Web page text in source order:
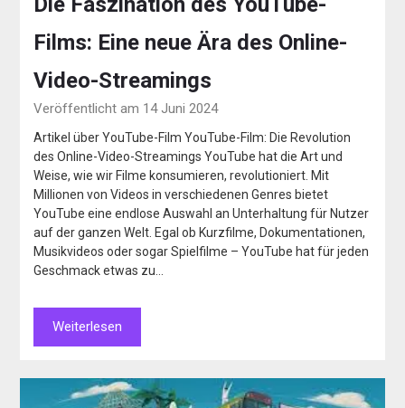
Films: Eine neue Ära des Online-
Video-Streamings
Veröffentlicht am 14 Juni 2024
Artikel über YouTube-Film YouTube-Film: Die Revolution
des Online-Video-Streamings YouTube hat die Art und
Weise, wie wir Filme konsumieren, revolutioniert. Mit
Millionen von Videos in verschiedenen Genres bietet
YouTube eine endlose Auswahl an Unterhaltung für Nutzer
auf der ganzen Welt. Egal ob Kurzfilme, Dokumentationen,
Musikvideos oder sogar Spielfilme – YouTube hat für jeden
Geschmack etwas zu…
Weiterlesen